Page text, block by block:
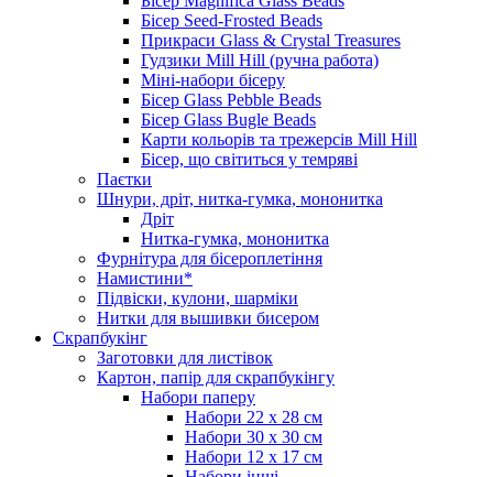
Бісер Seed-Frosted Beads
Прикраси Glass & Crystal Treasures
Гудзики Mill Hill (ручна работа)
Міні-набори бісеру
Бісер Glass Pebble Beads
Бісер Glass Bugle Beads
Карти кольорів та трежерсів Mill Hill
Бісер, що світиться у темряві
Паєтки
Шнури, дріт, нитка-гумка, мононитка
Дріт
Нитка-гумка, мононитка
Фурнітура для бісероплетіння
Намистини*
Підвіски, кулони, шарміки
Нитки для вышивки бисером
Скрапбукінг
Заготовки для листівок
Картон, папір для скрапбукінгу
Набори паперу
Набори 22 х 28 см
Набори 30 х 30 см
Набори 12 х 17 см